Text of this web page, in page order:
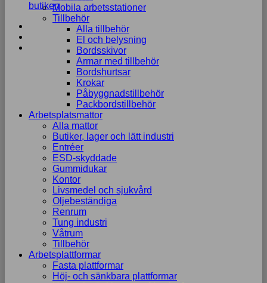
butikenMobila arbetsstationer
Tillbehör
Alla tillbehör
El och belysning
Bordsskivor
Armar med tillbehör
Bordshurtsar
Krokar
Påbyggnadstillbehör
Packbordstillbehör
Arbetsplatsmattor
Alla mattor
Butiker, lager och lätt industri
Entréer
ESD-skyddade
Gummidukar
Kontor
Livsmedel och sjukvård
Oljebeständiga
Renrum
Tung industri
Våtrum
Tillbehör
Arbetsplattformar
Fasta plattformar
Höj- och sänkbara plattformar
kunna
förbättra
hemsidans
funktionalitet
och
uppbyggnad,
Upplevelse
För att vår
hemsida ska
prestera så
under ditt
besök. Om
du nekar de
här kakorna
kommer viss
funktionalitet
att försvinna